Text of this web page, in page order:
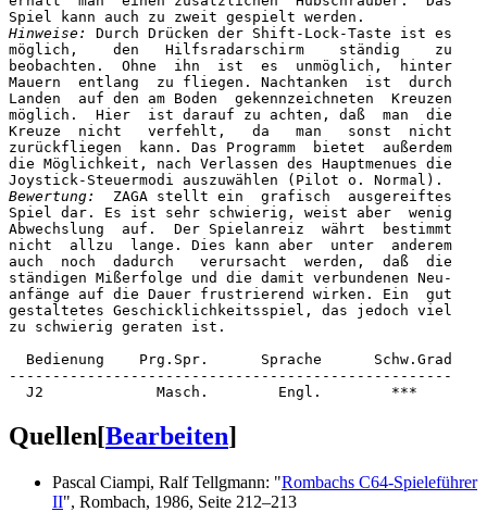
Hinweise:
Durch Drücken der Shift-Lock-Taste ist es
möglich,    den   Hilfsradarschirm    ständig    zu
beobachten.  Ohne  ihn  ist  es  unmöglich,  hinter
Mauern  entlang  zu fliegen. Nachtanken  ist  durch
Landen  auf den am Boden  gekennzeichneten  Kreuzen
möglich.  Hier  ist darauf zu achten, daß  man  die
Kreuze  nicht   verfehlt,   da   man   sonst  nicht
zurückfliegen  kann. Das Programm  bietet  außerdem
die Möglichkeit, nach Verlassen des Hauptmenues die
Bewertung:
  ZAGA stellt ein  grafisch  ausgereiftes
Spiel dar. Es ist sehr schwierig, weist aber  wenig
Abwechslung  auf.  Der Spielanreiz  währt  bestimmt
nicht  allzu  lange. Dies kann aber  unter  anderem
auch  noch  dadurch   verursacht  werden,  daß  die
ständigen Mißerfolge und die damit verbundenen Neu-
anfänge auf die Dauer frustrierend wirken. Ein  gut
gestaltetes Geschicklichkeitsspiel, das jedoch viel
zu schwierig geraten ist.
  Bedienung    Prg.Spr.      Sprache      Schw.Grad
---------------------------------------------------
Quellen[Bearbeiten]
Pascal Ciampi, Ralf Tellgmann: "Rombachs C64-Spieleführer
II", Rombach, 1986, Seite 212–213